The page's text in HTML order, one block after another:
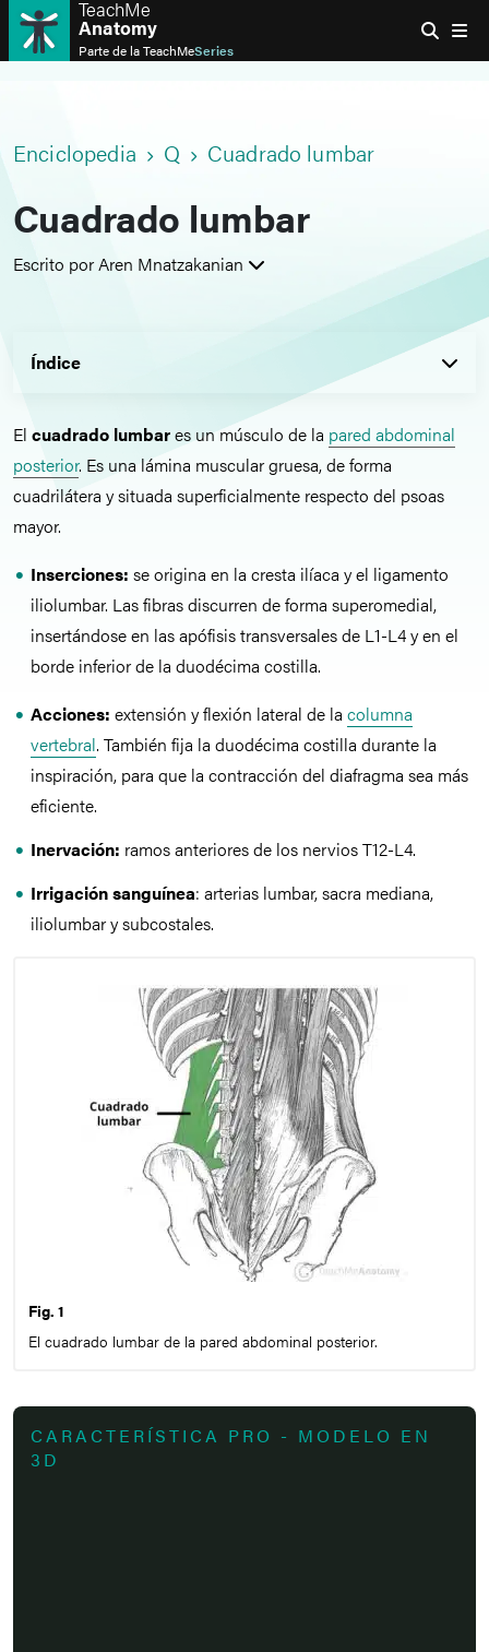
TeachMe
Anatomy
Parte de laTeachMeSeries
Enciclopedia Q Cuadrado lumbar
Cuadrado lumbar
Escrito por Aren Mnatzakanian
Índice
El cuadrado lumbares un músculo de la pared abdominal
posterior. Es una lámina muscular gruesa, de forma
cuadrilátera y situada superficialmente respecto del psoas
mayor.
Inserciones: se origina en la cresta ilíaca y el ligamento
iliolumbar. Las fibras discurren de forma superomedial,
insertándose en las apófisis transversales de L1-L4 y en el
borde inferior de la duodécima costilla.
Acciones: extensión y flexión lateral de la columna
vertebral. También fija la duodécima costilla durante la
inspiración, para que la contracción del diafragma sea más
eficiente.
Inervación: ramos anteriores de los nervios T12-L4.
Irrigación sanguínea: arterias lumbar, sacra mediana,
iliolumbar y subcostales.
Fig. 1
El cuadrado lumbar de la pared abdominal posterior.
CARACTERÍSTICA PRO - MODELO EN
3D